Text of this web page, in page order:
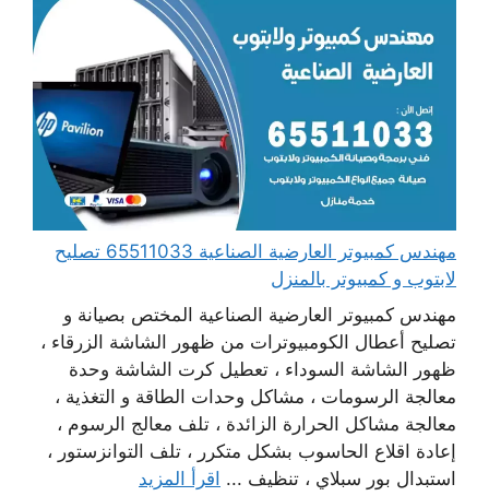
مهندس كمبيوتر العارضية الصناعية 65511033 تصليح
لابتوب و كمبيوتر بالمنزل
مهندس كمبيوتر العارضية الصناعية المختص بصيانة و
تصليح أعطال الكومبيوترات من ظهور الشاشة الزرقاء ،
ظهور الشاشة السوداء ، تعطيل كرت الشاشة وحدة
معالجة الرسومات ، مشاكل وحدات الطاقة و التغذية ،
معالجة مشاكل الحرارة الزائدة ، تلف معالج الرسوم ،
إعادة اقلاع الحاسوب بشكل متكرر ، تلف التوانزستور ،
استبدال بور سبلاي ، تنظيف ... اقرأ المزيد